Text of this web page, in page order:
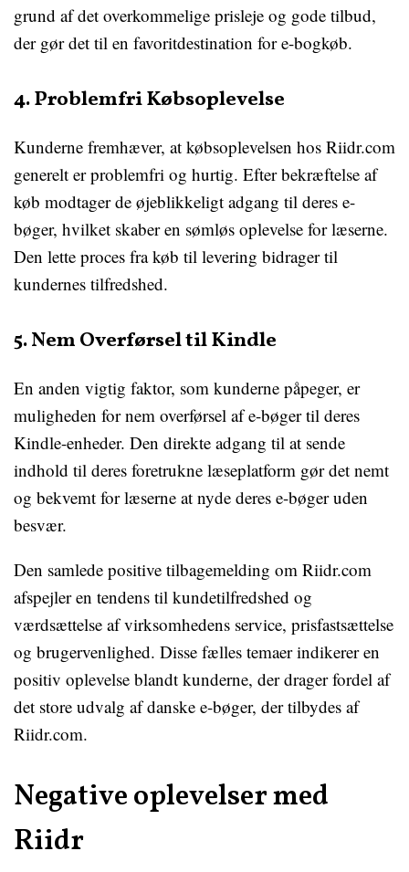
grund af det overkommelige prisleje og gode tilbud,
der gør det til en favoritdestination for e-bogkøb.
4. Problemfri Købsoplevelse
Kunderne fremhæver, at købsoplevelsen hos Riidr.com
generelt er problemfri og hurtig. Efter bekræftelse af
køb modtager de øjeblikkeligt adgang til deres e-
bøger, hvilket skaber en sømløs oplevelse for læserne.
Den lette proces fra køb til levering bidrager til
kundernes tilfredshed.
5. Nem Overførsel til Kindle
En anden vigtig faktor, som kunderne påpeger, er
muligheden for nem overførsel af e-bøger til deres
Kindle-enheder. Den direkte adgang til at sende
indhold til deres foretrukne læseplatform gør det nemt
og bekvemt for læserne at nyde deres e-bøger uden
besvær.
Den samlede positive tilbagemelding om Riidr.com
afspejler en tendens til kundetilfredshed og
værdsættelse af virksomhedens service, prisfastsættelse
og brugervenlighed. Disse fælles temaer indikerer en
positiv oplevelse blandt kunderne, der drager fordel af
det store udvalg af danske e-bøger, der tilbydes af
Riidr.com.
Negative oplevelser med
Riidr